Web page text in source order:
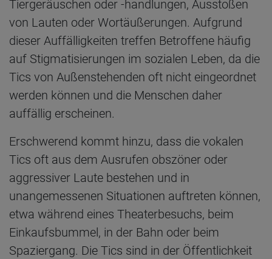
Tiergeräuschen oder -handlungen, Ausstoßen
von Lauten oder Wortäußerungen. Aufgrund
dieser Auffälligkeiten treffen Betroffene häufig
auf Stigmatisierungen im sozialen Leben, da die
Tics von Außenstehenden oft nicht eingeordnet
werden können und die Menschen daher
auffällig erscheinen.
Erschwerend kommt hinzu, dass die vokalen
Tics oft aus dem Ausrufen obszöner oder
aggressiver Laute bestehen und in
unangemessenen Situationen auftreten können,
etwa während eines Theaterbesuchs, beim
Einkaufsbummel, in der Bahn oder beim
Spaziergang. Die Tics sind in der Öffentlichkeit